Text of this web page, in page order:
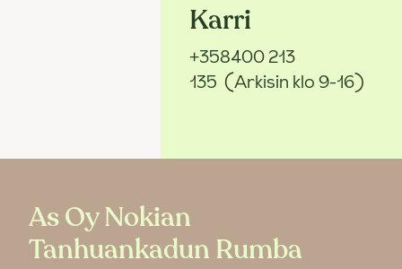
Karri
+358400 213
135 (Arkisin klo 9-16)
As Oy Nokian
Tanhuankadun Rumba